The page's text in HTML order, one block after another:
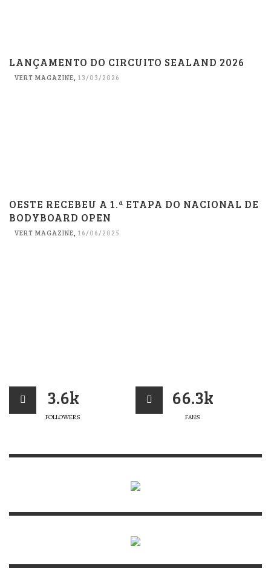
LANÇAMENTO DO CIRCUITO SEALAND 2026
VERT MAGAZINE, 13/03/2026
OESTE RECEBEU A 1.ª ETAPA DO NACIONAL DE
BODYBOARD OPEN
VERT MAGAZINE, 16/06/2025
3.6k
FOLLOWERS
66.3k
FANS